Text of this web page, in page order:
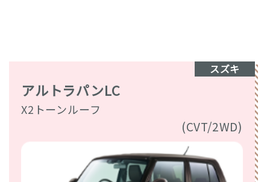
スズキ
アルトラパンLC
X2トーンルーフ
(CVT/2WD)